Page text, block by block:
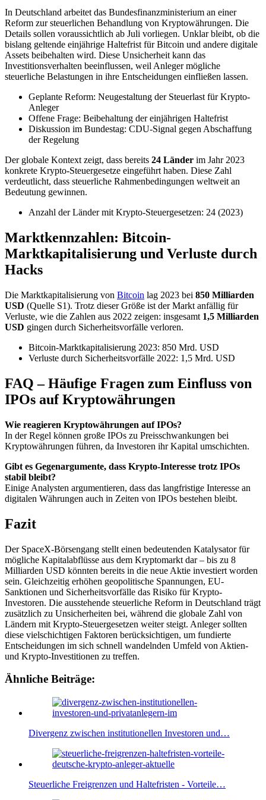
In Deutschland arbeitet das Bundesfinanzministerium an einer
Reform zur steuerlichen Behandlung von Kryptowährungen. Die
Details sollen voraussichtlich ab Juli vorliegen. Unklar bleibt, ob die
bislang geltende einjährige Haltefrist für Bitcoin und andere digitale
Assets beibehalten wird. Diese Unsicherheit kann das
Investitionsverhalten beeinflussen, weil Anleger mögliche
steuerliche Belastungen in ihre Entscheidungen einfließen lassen.
Geplante Reform: Neugestaltung der Steuerlast für Krypto-
Anleger
Offene Frage: Beibehaltung der einjährigen Haltefrist
Diskussion im Bundestag: CDU-Signal gegen Abschaffung
der Regelung
Der globale Kontext zeigt, dass bereits 24 Länder im Jahr 2023
konkrete Krypto-Steuergesetze eingeführt haben. Diese Zahl
verdeutlicht, dass steuerliche Rahmenbedingungen weltweit an
Bedeutung gewinnen.
Anzahl der Länder mit Krypto-Steuergesetzen: 24 (2023)
Marktkennzahlen: Bitcoin-
Marktkapitalisierung und Verluste durch
Hacks
Die Marktkapitalisierung von Bitcoin lag 2023 bei 850 Milliarden
USD (Quelle S1). Trotz dieser Größe ist der Markt anfällig für
Verluste, wie die Zahlen aus 2022 zeigen: insgesamt 1,5 Milliarden
USD gingen durch Sicherheitsvorfälle verloren.
Bitcoin-Marktkapitalisierung 2023: 850 Mrd. USD
Verluste durch Sicherheitsvorfälle 2022: 1,5 Mrd. USD
FAQ – Häufige Fragen zum Einfluss von
IPOs auf Kryptowährungen
Wie reagieren Kryptowährungen auf IPOs?
In der Regel können große IPOs zu Preisschwankungen bei
Kryptowährungen führen, da Investoren ihr Kapital umschichten.
Gibt es Gegenargumente, dass Krypto-Interesse trotz IPOs
stabil bleibt?
Einige Analysten argumentieren, dass das langfristige Interesse an
digitalen Währungen auch in Zeiten von IPOs bestehen bleibt.
Fazit
Der SpaceX-Börsengang stellt einen bedeutenden Katalysator für
mögliche Kapitalabflüsse aus dem Kryptomarkt dar – bis zu 8
Milliarden USD könnten bereits in die neue Aktie investiert worden
sein. Gleichzeitig erhöhen geopolitische Spannungen, EU-
Sanktionen und Sicherheitsvorfälle das Risiko für Krypto-
Investoren. Die ausstehende steuerliche Reform in Deutschland trägt
zusätzlich zu Unsicherheiten bei, während die globale Zahl von
Ländern mit Krypto-Steuergesetzen weiter steigt. Anleger sollten
diese vielschichtigen Faktoren berücksichtigen, um fundierte
Entscheidungen im sich schnell wandelnden Umfeld von Aktien-
und Krypto-Investitionen zu treffen.
Ähnliche Beiträge:
Divergenz zwischen institutionellen Investoren und…
Steuerliche Freigrenzen und Haltefristen - Vorteile…